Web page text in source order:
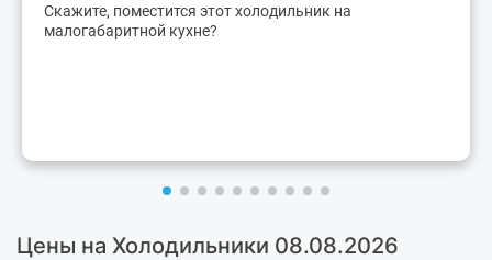
Скажите, поместится этот холодильник на
малогабаритной кухне?
Цены на Холодильники 08.08.2026